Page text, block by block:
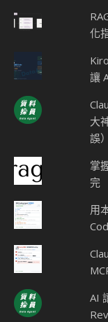
化
讓
大
誤）
掌
完
用
AI